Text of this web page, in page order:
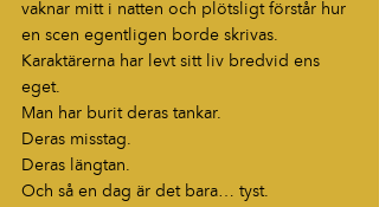
vaknar mitt i natten och plötsligt förstår hur
en scen egentligen borde skrivas.
Karaktärerna har levt sitt liv bredvid ens
eget.
Man har burit deras tankar.
Deras misstag.
Deras längtan.
Och så en dag är det bara… tyst.